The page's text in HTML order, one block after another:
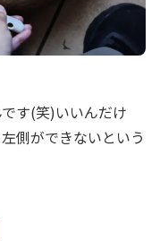
す(笑)いいんだけ
側ができないという